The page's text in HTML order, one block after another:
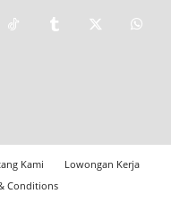
Kami
Lowongan Kerja
Conditions